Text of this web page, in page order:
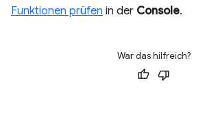
Funktionen prüfen in der Console.
War das hilfreich?